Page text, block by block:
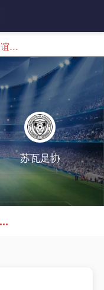
球会友谊直播
苏瓦足协